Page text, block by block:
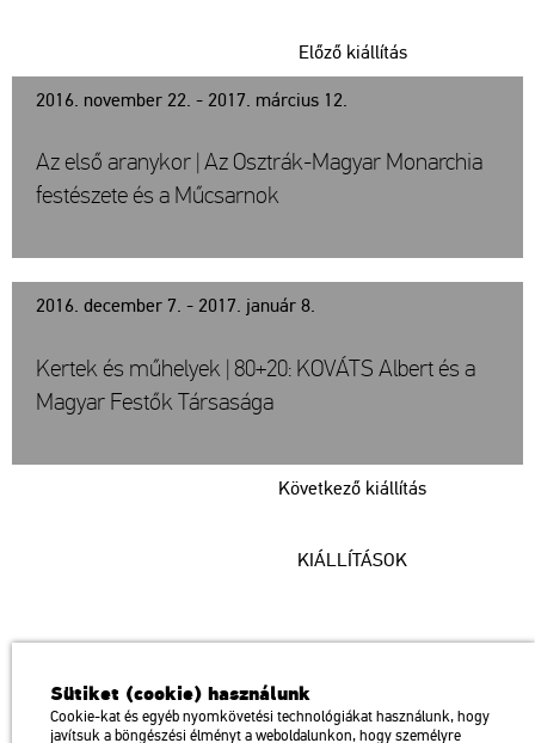
2016. november 22. - 2017. március 12.
Előző kiállítás
Az első aranykor | Az Osztrák-Magyar Monarchia
festészete és a Műcsarnok
2016. december 7. - 2017. január 8.
Következő kiállítás
Kertek és műhelyek | 80+20: KOVÁTS Albert és a
Magyar Festők Társasága
KIÁLLÍTÁSOK
a Magyar Művészeti Akadémia intézménye
1146 Budapest, Dózsa György út 37.
Sütiket (cookie) használunk
Cookie-kat és egyéb nyomkövetési technológiákat használunk, hogy
javítsuk a böngészési élményt a weboldalunkon, hogy személyre